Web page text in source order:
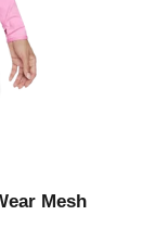
2345
Mesh